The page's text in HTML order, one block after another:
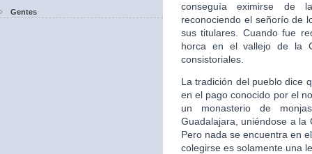
Gentes
conseguía eximirse de
reconociendo el señorío de
sus titulares. Cuando fue
horca en el vallejo de la
consistoriales.
La tradición del pueblo dice
en el pago conocido por el
un monasterio de
Guadalajara, uniéndose a la
Pero nada se encuentra en
colegirse es solamente una